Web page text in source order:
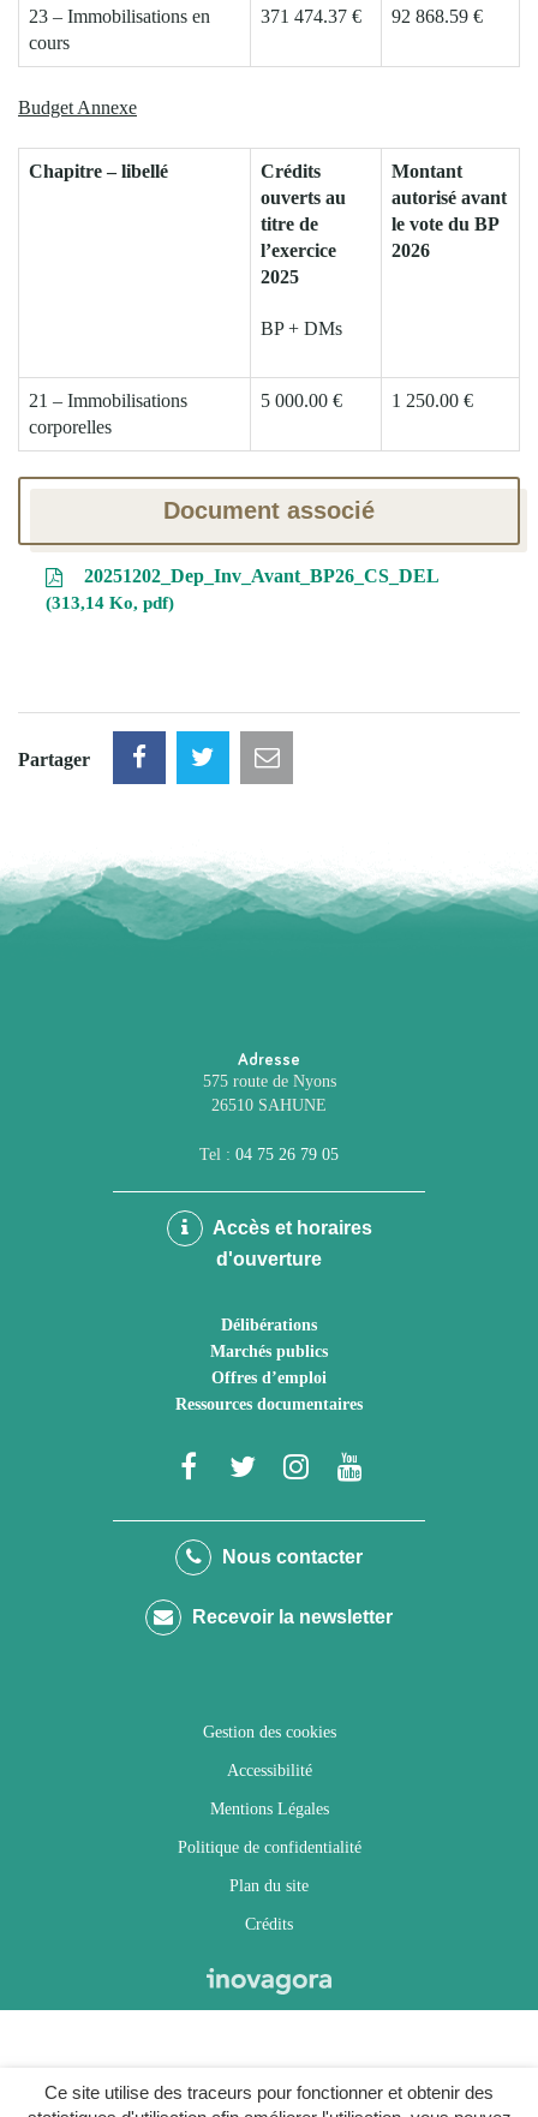
Ce site utilise des traceurs pour fonctionner et obtenir des
23 – Immobilisations en
cours
371 474.37 € 92 868.59 €
Budget Annexe
Chapitre – libellé
Crédits
ouverts au
titre de
l’exercice
2025
BP + DMs
Montant
autorisé avant
le vote du BP
2026
21 – Immobilisations
corporelles
5 000.00 € 1 250.00 €
Document associé
20251202_Dep_Inv_Avant_BP26_CS_DEL
313,14 Ko, pdf
Partager
Adresse
575 route de Nyons
26510 SAHUNE
Tel : 04 75 26 79 05
Accès et horaires
d'ouverture
Délibérations
Marchés publics
Offres d’emploi
Ressources documentaires
Lien
le
Facebook
Lien
le
Twitter
Lien
le
Instagram
Youtube
Nous contacter
Recevoir la newsletter
Gestion des cookies
Accessibilité
Mentions Légales
Politique de confidentialité
Plan du site
Crédits